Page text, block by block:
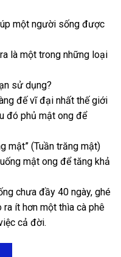
một người sống được
là một trong những loại
sử dụng?
đế vĩ đại nhất thế giới
đó phủ mật ong để
mật” (Tuần trăng mật)
mật ong để tăng khả
chưa đầy 40 ngày, ghé
ít hơn một thìa cà phê
cả đời.